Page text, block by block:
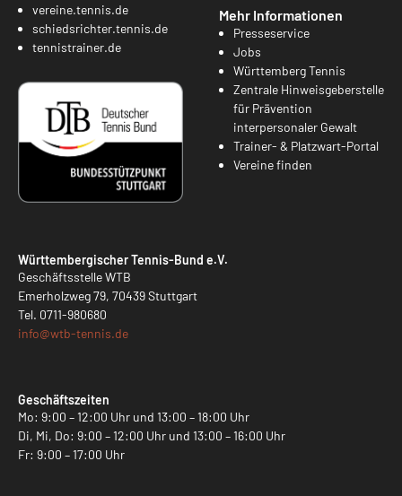
vereine.tennis.de
schiedsrichter.tennis.de
tennistrainer.de
Mehr Informationen
Presseservice
Jobs
Württemberg Tennis
Zentrale Hinweisgeberstelle
für Prävention
interpersonaler Gewalt
Trainer- & Platzwart-Portal
Vereine finden
Württembergischer Tennis-Bund e.V.
Geschäftsstelle WTB
Emerholzweg 79, 70439 Stuttgart
Tel. 0711-980680
info@wtb-tennis.de
Geschäftszeiten
Mo: 9:00 – 12:00 Uhr und 13:00 – 18:00 Uhr
Di, Mi, Do: 9:00 – 12:00 Uhr und 13:00 – 16:00 Uhr
Fr: 9:00 – 17:00 Uhr